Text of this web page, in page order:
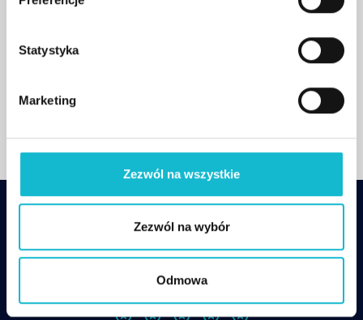
Statystyka
Marketing
Zezwól na wszystkie
Zezwól na wybór
Odmowa
rolę kierownika jakości projektu
wdrożenia systemu SAP ERP w
Uniwersytecie Jagiellońskim w
DLACZEGO TEN KIERUNEK?
Opinie absolwentów